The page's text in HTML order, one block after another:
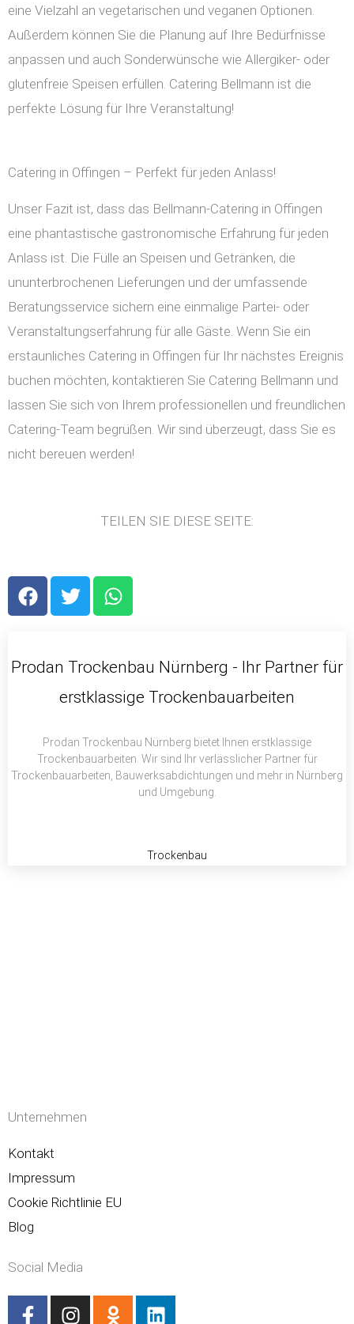
eine Vielzahl an vegetarischen und veganen Optionen.
Außerdem können Sie die Planung auf Ihre Bedürfnisse
anpassen und auch Sonderwünsche wie Allergiker- oder
glutenfreie Speisen erfüllen. Catering Bellmann ist die
perfekte Lösung für Ihre Veranstaltung!
Catering in Offingen – Perfekt für jeden Anlass!
Unser Fazit ist, dass das Bellmann-Catering in Offingen
eine phantastische gastronomische Erfahrung für jeden
Anlass ist. Die Fülle an Speisen und Getränken, die
ununterbrochenen Lieferungen und der umfassende
Beratungsservice sichern eine einmalige Partei- oder
Veranstaltungserfahrung für alle Gäste. Wenn Sie ein
erstaunliches Catering in Offingen für Ihr nächstes Ereignis
buchen möchten, kontaktieren Sie Catering Bellmann und
lassen Sie sich von Ihrem professionellen und freundlichen
Catering-Team begrüßen. Wir sind überzeugt, dass Sie es
nicht bereuen werden!
TEILEN SIE DIESE SEITE:
F
a
b
T
w
t
r
W
h
s
p
Prodan Trockenbau Nürnberg - Ihr Partner für
erstklassige Trockenbauarbeiten
Prodan Trockenbau Nürnberg bietet Ihnen erstklassige
Trockenbauarbeiten. Wir sind Ihr verlässlicher Partner für
Trockenbauarbeiten, Bauwerksabdichtungen und mehr in Nürnberg
und Umgebung.
Trockenbau
Unternehmen
Kontakt
Impressum
Cookie Richtlinie EU
Blog
Social Media
F
I
O
L